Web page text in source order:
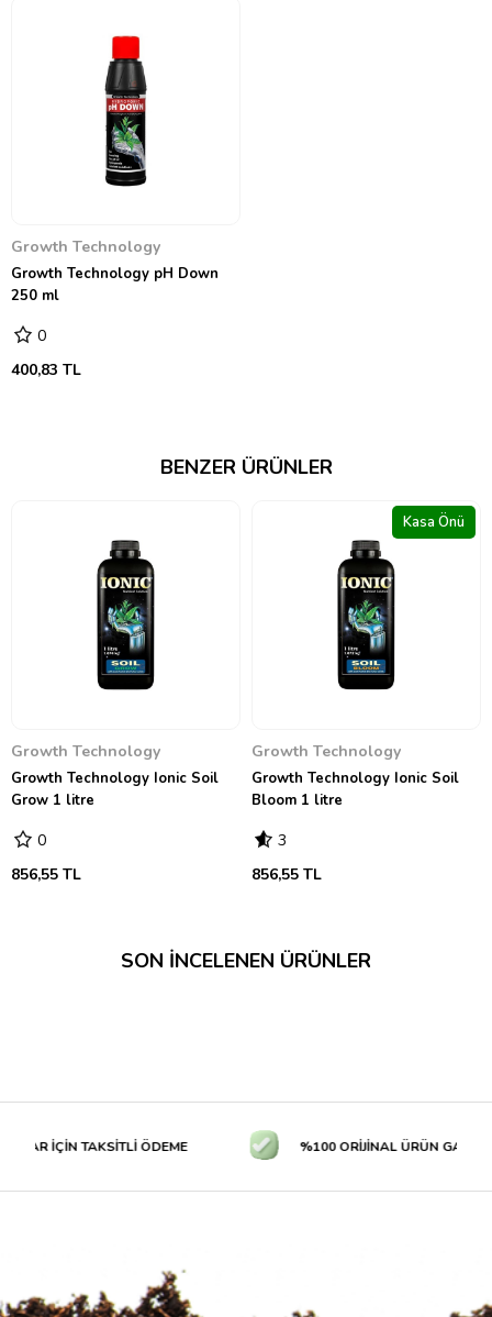
Growth Technology
Growth Technology pH Down
250 ml
0
400,83 TL
BENZER ÜRÜNLER
Growth Technology
Growth Technology Ionic Soil
Grow 1 litre
0
856,55 TL
Growth Technology
Growth Technology Ionic Soil
Bloom 1 litre
3
856,55 TL
Kasa Önü
SON İNCELENEN ÜRÜNLER
İÇİN TAKSİTLİ ÖDEME %100 ORİJİNAL ÜRÜN